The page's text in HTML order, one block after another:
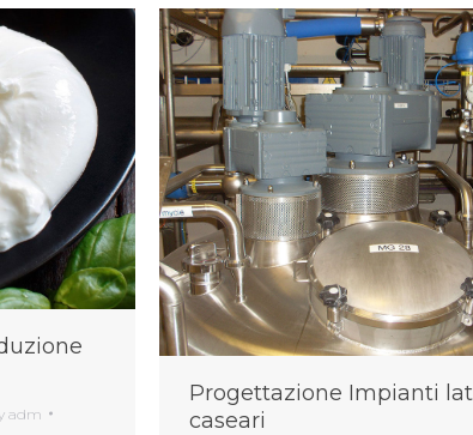
adm
Progettazione Impianti
caseari